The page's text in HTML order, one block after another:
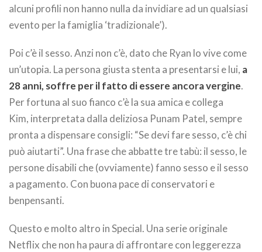
alcuni profili non hanno nulla da invidiare ad un qualsiasi
evento per la famiglia ‘tradizionale’).
Poi c’è il sesso. Anzi non c’è, dato che Ryan lo vive come
un’utopia. La persona giusta stenta a presentarsi e lui, a
28 anni, soffre per il fatto di essere ancora vergine.
Per fortuna al suo fianco c’è la sua amica e collega
Kim, interpretata dalla deliziosa Punam Patel, sempre
pronta a dispensare consigli: “Se devi fare sesso, c’è chi
può aiutarti”. Una frase che abbatte tre tabù: il sesso, le
persone disabili che (ovviamente) fanno sesso e il sesso
a pagamento. Con buona pace di conservatori e
benpensanti.
Questo e molto altro in Special. Una serie originale
Netflix che non ha paura di affrontare con leggerezza